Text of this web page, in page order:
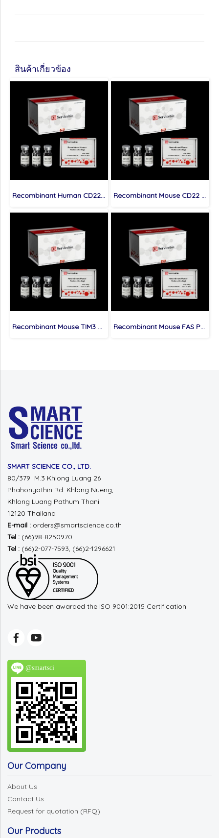
สินค้าเกี่ยวข้อง
Recombinant Human CD22 Protein (His-tag) Recombinant Mouse CD22 Protein (His-tag)
Recombinant Mouse TIM3 Protein (His-tag) Recombinant Mouse FAS Protein (His-tag)
SMART SCIENCE CO., LTD.
80/379 M.3 Khlong Luang 26
Phahonyothin Rd. Khlong Nueng,
Khlong Luang Pathum Thani
12120 Thailand
E-mail : orders@smartscience.co.th
Tel : (66)98-8250970
Tel : (66)2-077-7593, (66)2-1296621
We have been awarded the ISO 9001:2015 Certification.
@smartsci
Our Company
About Us
Contact Us
Request for quotation (RFQ)
Our Products